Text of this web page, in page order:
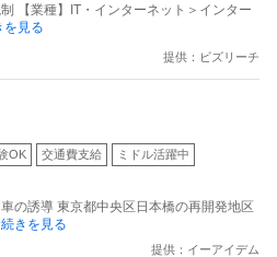
【業種】IT・インターネット＞インター
を見る
提供：ビズリーチ
OK 交通費支給 ミドル活躍中
の誘導 東京都中央区日本橋の再開発地区
続きを見る
提供：イーアイデム